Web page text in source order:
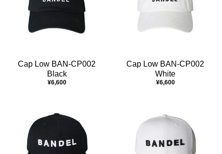
Cap Low BAN-CP002
Black
¥6,600
Cap Low BAN-CP002
White
¥6,600